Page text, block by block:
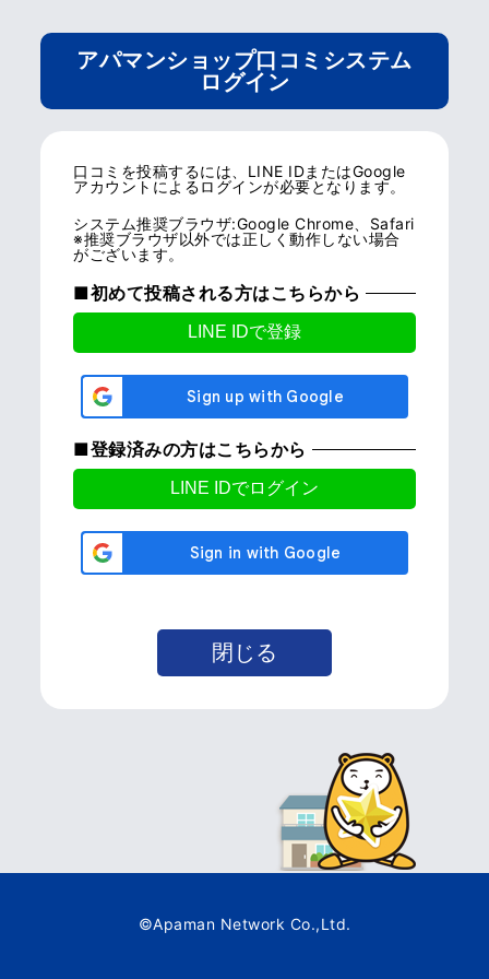
アパマンショップ口コミシステム
ログイン
口コミを投稿するには、LINE IDまたはGoogle
アカウントによるログインが必要となります。
システム推奨ブラウザ:Google Chrome、Safari
※推奨ブラウザ以外では正しく動作しない場合
がございます。
■初めて投稿される方はこちらから
■登録済みの方はこちらから
©Apaman Network Co.,Ltd.